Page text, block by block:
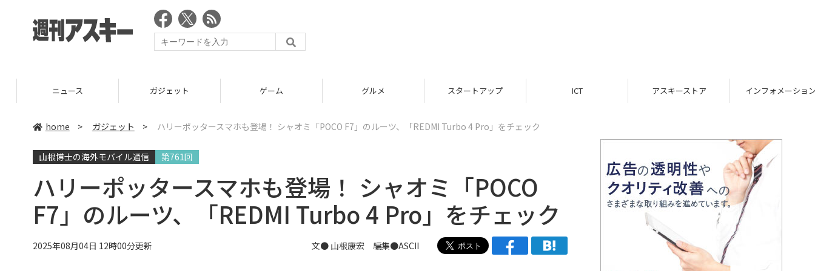
ニュース ガジェット ゲーム グルメ スタートアップ アスキーストア インフォメーション
home > ガジェット > ハリーポッタースマホも登場！ シャオミ「POCO F7」のルーツ、「REDMI Turbo 4 Pro」をチェック
山根博士の海外モバイル通信 第761回
ハリーポッタースマホも登場！ シャオミ「POCO
F7」のルーツ、「REDMI Turbo 4 Pro」をチェック
2025年08月04日 12時00分更新 文● 山根康宏 編集●ASCII